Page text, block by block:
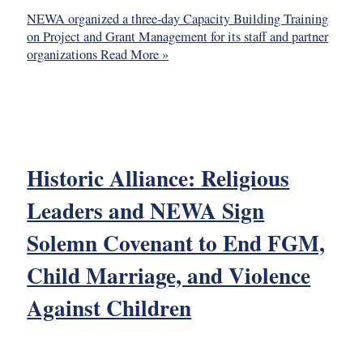
NEWA organized a three-day Capacity Building Training
on Project and Grant Management for its staff and partner
organizationsRead More »
Historic Alliance: Religious
Leaders and NEWA Sign
Solemn Covenant to End FGM,
Child Marriage, and Violence
Against Children